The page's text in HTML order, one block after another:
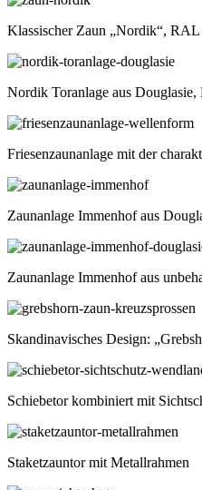
Klassischer Zaun „Nordik“,
Nordik Toranlage aus Douglasie,
Friesenzaunanlage mit der
Zaunanlage Immenhof aus
Zaunanlage Immenhof aus
Skandinavisches Design:
Schiebetor kombiniert mit
Staketzauntor mit Metallrahmen